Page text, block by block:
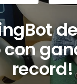
con
record!